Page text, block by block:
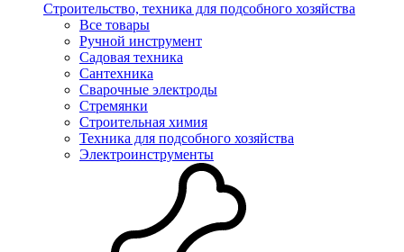
Строительство, техника для подсобного хозяйства
Все товары
Ручной инструмент
Садовая техника
Сантехника
Сварочные электроды
Стремянки
Строительная химия
Техника для подсобного хозяйства
Электроинструменты